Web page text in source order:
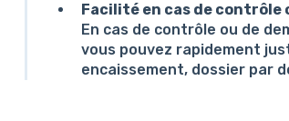
Facilité en cas de contrôle
En cas de contrôle ou de
vous pouvez rapidement
encaissement, dossier par